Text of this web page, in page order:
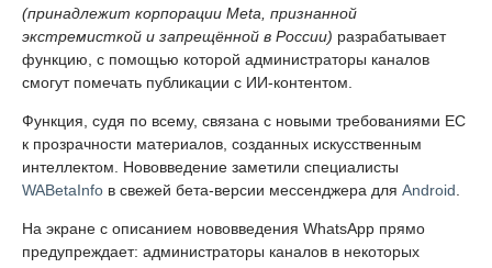
(принадлежит корпорации Meta, признанной
экстремисткой и запрещённой в России) разрабатывает
функцию, с помощью которой администраторы каналов
смогут помечать публикации с ИИ-контентом.
Функция, судя по всему, связана с новыми требованиями ЕС
к прозрачности материалов, созданных искусственным
интеллектом. Нововведение заметили специалисты
WABetaInfo в свежей бета-версии мессенджера для Android
На экране с описанием нововведения WhatsApp прямо
предупреждает: администраторы каналов в некоторых